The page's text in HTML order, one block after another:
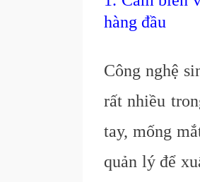
hàng đầu
Công nghệ
rất nhiều
tay, mống
quản lý để